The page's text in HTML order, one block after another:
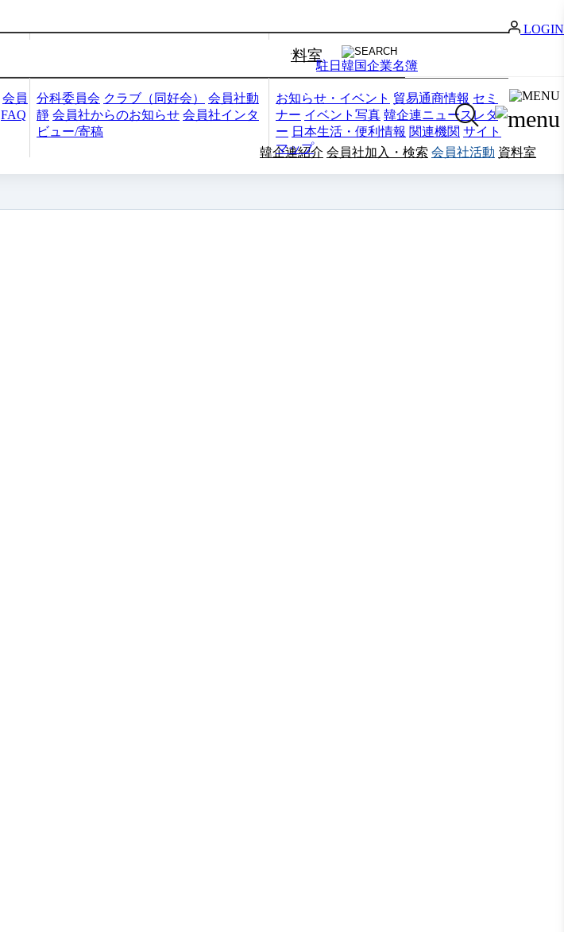
会員
FAQ
分科委員会 クラブ（同好会）
会員社動
靜 会員社からのお知らせ 会員社インタ
ビュー/寄稿
資料室
お知らせ・イベント 貿易通商情報 セミ
ナー イベント写真 韓企連ニュースレタ
ー 日本生活・便利情報 関連機関 サイト
マップ
駐日韓国企業名簿
LOGIN
韓企連紹介 会員社加入・検索 会員社活動 資料室